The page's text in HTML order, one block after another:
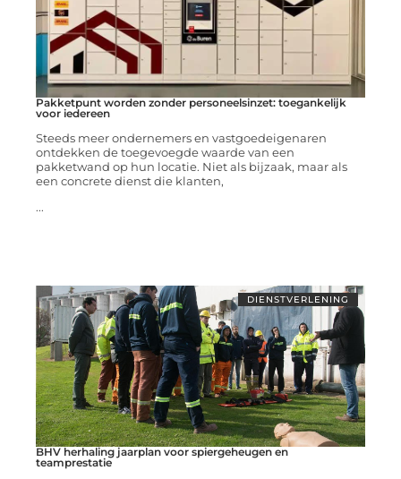
Pakketpunt worden zonder personeelsinzet: toegankelijk
voor iedereen
Steeds meer ondernemers en vastgoedeigenaren
ontdekken de toegevoegde waarde van een
pakketwand op hun locatie. Niet als bijzaak, maar als
een concrete dienst die klanten,
...
DIENSTVERLENING
BHV herhaling jaarplan voor spiergeheugen en
teamprestatie